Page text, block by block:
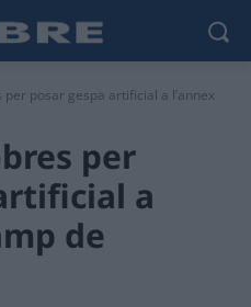
per posar gespa artificial a l’annex
per
a
de